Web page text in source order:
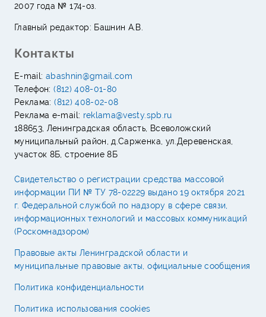
2007 года № 174-оз.
Главный редактор: Башнин А.В.
Контакты
E-mail: abashnin@gmail.com
Телефон:(812) 408-01-80
Реклама:(812) 408-02-08
Реклама e-mail: reklama@vesty.spb.ru
188653, Ленинградская область, Всеволожский
муниципальный район, д.Сарженка, ул.Деревенская,
участок 8Б, строение 8Б
Свидетельство о регистрации средства массовой
информации ПИ № ТУ 78-02229 выдано 19 октября 2021
г. Федеральной службой по надзору в сфере связи,
информационных технологий и массовых коммуникаций
(Роскомнадзором)
Правовые акты Ленинградской области и
муниципальные правовые акты, официальные сообщения
Политика конфиденциальности
Политика использования cookies